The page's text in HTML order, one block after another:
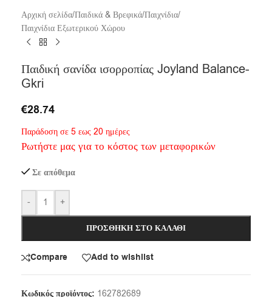
Αρχική σελίδα/Παιδικά & Βρεφικά/Παιχνίδια/
Παιχνίδια Εξωτερικού Χώρου
Παιδική σανίδα ισορροπίας Joyland Balance-
Gkri
€28.74
Παράδοση σε 5 εως 20 ημέρες
Ρωτήστε μας για το κόστος των μεταφορικών
Σε απόθεμα
- +
ΠΡΟΣΘΉΚΗ ΣΤΟ ΚΑΛΆΘΙ
Compare Add to wishlist
Κωδικός προϊόντος: 162782689